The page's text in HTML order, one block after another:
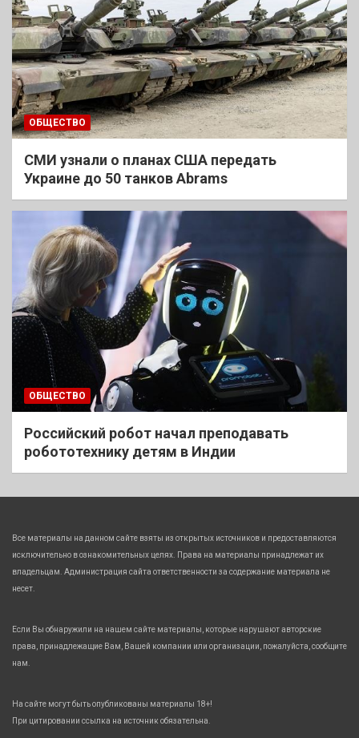
ОБЩЕСТВО
СМИ узнали о планах США передать
Украине до 50 танков Abrams
ОБЩЕСТВО
Российский робот начал преподавать
робототехнику детям в Индии
Все материалы на данном сайте взяты из открытых источников и предоставляются
исключительно в ознакомительных целях. Права на материалы принадлежат их
владельцам. Администрация сайта ответственности за содержание материала не
несет.
Если Вы обнаружили на нашем сайте материалы, которые нарушают авторские
права, принадлежащие Вам, Вашей компании или организации, пожалуйста, сообщите
нам.
На сайте могут быть опубликованы материалы 18+!
При цитировании ссылка на источник обязательна.